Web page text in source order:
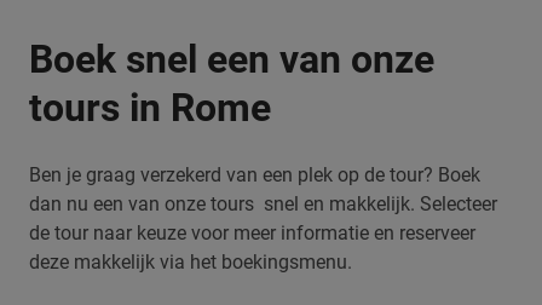
Boek snel een van onze
tours in Rome
Ben je graag verzekerd van een plek op de tour? Boek
dan nu een van onze tours snel en makkelijk. Selecteer
de tour naar keuze voor meer informatie en reserveer
deze makkelijk via het boekingsmenu.